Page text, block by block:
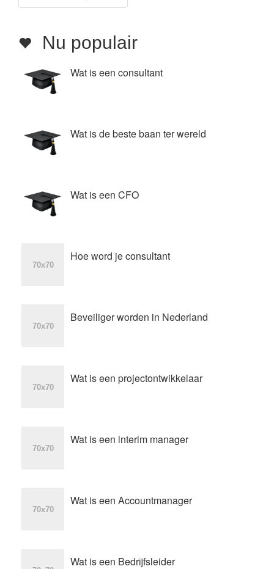
Nu populair
Wat is een consultant
Wat is de beste baan ter wereld
Wat is een CFO
Hoe word je consultant
Beveiliger worden in Nederland
Wat is een projectontwikkelaar
Wat is een interim manager
Wat is een Accountmanager
Wat is een Bedrijfsleider